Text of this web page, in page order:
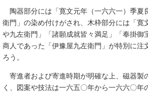
陶器部分には「寛文元年（一六六一）季夏
衛門」の染め付けがされ、木枠部分には「寛
や九左衛門」「諸願成就皆々満足」「奉掛御
商人であった「伊豫屋九左衛門」が特別に注
ろう。
寄進者および寄進時期が明確な上、磁器製
く、図案や技法は一六五〇年から一六六〇年